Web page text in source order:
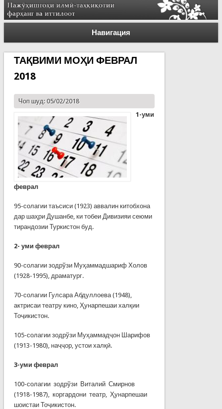
Навигация
ТАҚВИМИ МОҲИ ФЕВРАЛ
2018
Чоп шуд: 05/02/2018
1-уми
феврал
95-солагии таъсиси (1923) аввалин китобхона
дар шаҳри Душанбе, ки тобеи Дивизияи сеюми
тирандозии Туркистон буд.
2- уми феврал
90-солагии зодрўзи Муҳаммадшариф Холов
(1928-1995), драматург.
70-солагии Гулсара Абдуллоева (1948),
актрисаи театру кино, Ҳунарпешаи халқии
Тоҷикистон.
105-солагии зодрўзи Муҳаммадҷон Шарифов
(1913-1980), наҷҷор, устои халқӣ.
3-уми феврал
100-солагии зодрўзи Виталий Смирнов
(1918-1987), коргардони театр, Ҳунарпешаи
шоистаи Тоҷикистон.